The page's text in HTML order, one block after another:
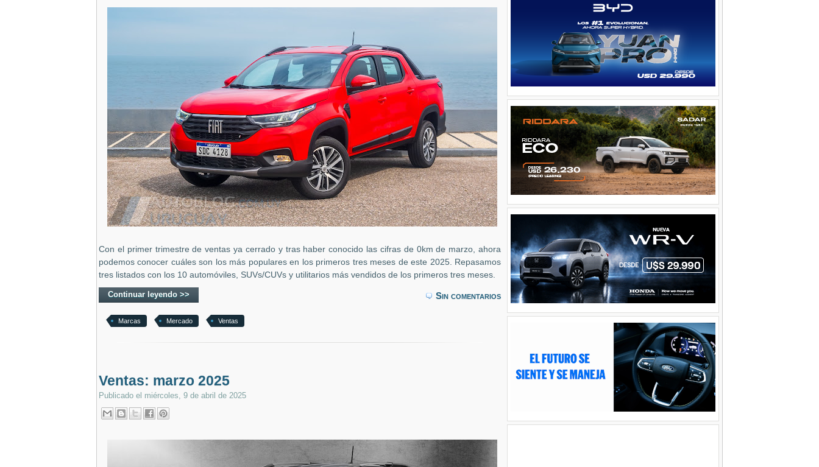
Con el primer trimestre de ventas ya cerrado y tras haber conocido las cifras de 0km de marzo, ahora
podemos conocer cuáles son los más populares en los primeros tres meses de este 2025. Repasamos
tres listados con los 10 automóviles, SUVs/CUVs y utilitarios más vendidos de los primeros tres meses.
Continuar leyendo >> Sin comentarios
Marcas Mercado Ventas
Ventas: marzo 2025
Publicado el miércoles, 9 de abril de 2025